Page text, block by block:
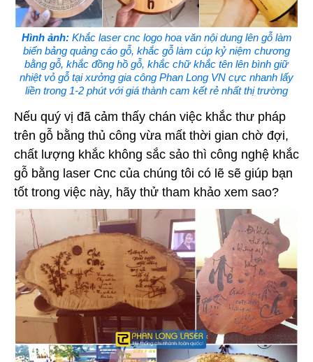
Hình ảnh:Khắc laser cnc logo hoa văn nội dung lên gỗ làm
biển bảng quảng cáo gỗ, khắc gỗ làm cúp kỷ niệm chương
bằng gỗ, khắc đồng hồ gỗ, khắc chữ khắc tên lên bình giữ
nhiệt vỏ gỗ tại xưởng gia công Phan Long VN cực nhanh lấy
liền trong 1-2 phút với giá thành cam kết rẻ nhất thị trường
Nếu quý vị đã cảm thấy chán việc khắc thư pháp
trên gỗ bằng thủ công vừa mất thời gian chờ đợi,
chất lượng khắc không sắc sảo thì công nghệ khắc
gỗ bằng laser Cnc của chúng tôi có lẽ sẽ giúp bạn
tốt trong việc này, hãy thử tham khảo xem sao?